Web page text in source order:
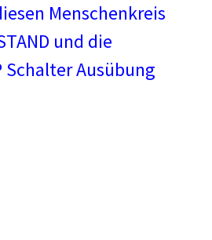
Menschenkreis
und die
Schalter Ausübung